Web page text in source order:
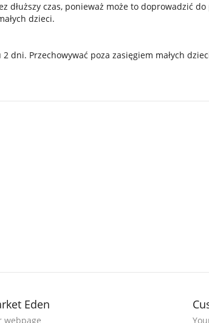
dłuższy czas, ponieważ może to doprowadzić
dzieci.
dni. Przechowywać poza zasięgiem małych
Eden
webpage